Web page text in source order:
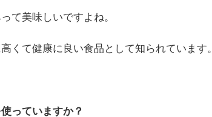
て美味しいですよね。
くて健康に良い食品として知られています。
っていますか？